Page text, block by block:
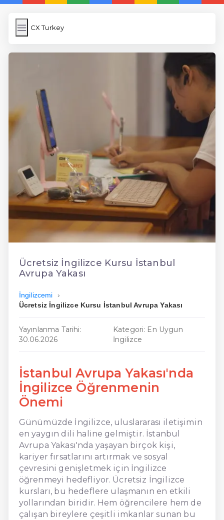
CX Turkey
CX Turkey
WP Cache
Anasayfa
iOS İngilizce Kelime
5 Günde İngilizce
İngilizce
Dil Eğitimi
En Hızlı İngilizce
En Kolay İngilizce
En Ucuz İngilizce
En Uygun İngilizce
Hızlı İngilizce
Ücretsiz İngilizce Kursu İstanbul
Avrupa Yakası
İngilizcemi
Ücretsiz İngilizce Kursu İstanbul Avrupa Yakası
Yayınlanma Tarihi:
30.06.2026
Kategori: En Uygun
İngilizce
İstanbul Avrupa Yakası'nda
İngilizce Öğrenmenin
Önemi
Günümüzde İngilizce, uluslararası iletişimin
en yaygın dili haline gelmiştir. İstanbul
Avrupa Yakası'nda yaşayan birçok kişi,
kariyer fırsatlarını artırmak ve sosyal
çevresini genişletmek için İngilizce
öğrenmeyi hedefliyor. Ücretsiz İngilizce
kursları, bu hedeflere ulaşmanın en etkili
yollarından biridir. Hem öğrencilere hem de
çalışan bireylere çeşitli imkanlar sunan bu